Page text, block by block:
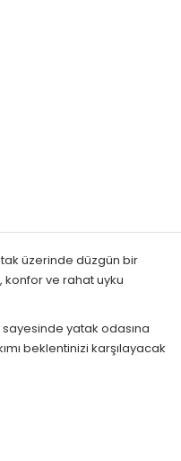
üzerinde düzgün bir
ve rahat uyku
yatak odasına
beklentinizi karşılayacak